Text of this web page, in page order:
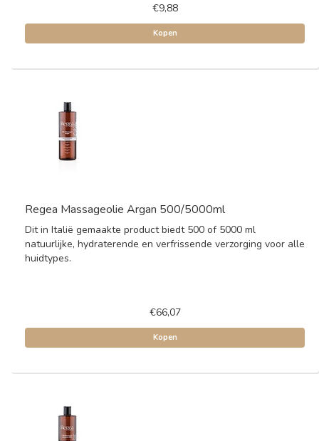
€9,88
Kopen
Regea Massageolie Argan 500/5000ml
Dit in Italië gemaakte product biedt 500 of 5000 ml
natuurlijke, hydraterende en verfrissende verzorging voor alle
huidtypes.
€66,07
Kopen